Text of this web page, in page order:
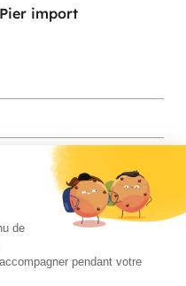
de
pendant votre
import